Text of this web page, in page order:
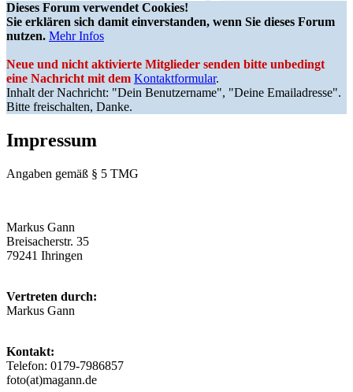
Dieses Forum verwendet Cookies!
Sie erklären sich damit einverstanden, wenn Sie dieses Forum
nutzen. Mehr Infos
Neue und nicht aktivierte Mitglieder senden bitte unbedingt
eine Nachricht mit dem Kontaktformular.
Inhalt der Nachricht: "Dein Benutzername", "Deine Emailadresse".
Bitte freischalten, Danke.
Impressum
Angaben gemäß § 5 TMG
Markus Gann
Breisacherstr. 35
79241 Ihringen
Vertreten durch:
Markus Gann
Kontakt:
Telefon: 0179-7986857
foto(at)magann.de